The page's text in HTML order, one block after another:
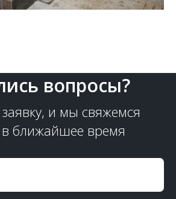
вопросы?
и мы свяжемся
ближайшее время